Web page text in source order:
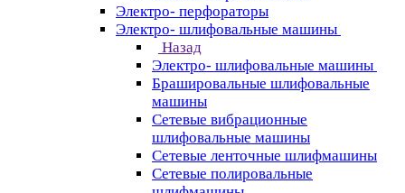
Электро- перфораторы
Электро- шлифовальные машины
Назад
Электро- шлифовальные машины
Брашировальные шлифовальные
машины
Сетевые вибрационные
шлифовальные машины
Сетевые ленточные шлифмашины
Сетевые полировальные